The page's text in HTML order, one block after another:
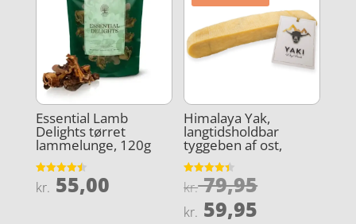
Essential Lamb
Delights tørret
lammelunge, 120g
Vurderet
4.5
kr. 55,00
Himalaya Yak,
langtidsholdbar
tyggeben af ost,
Vurderet
4.4
kr.79,95Den
kr. 59,95